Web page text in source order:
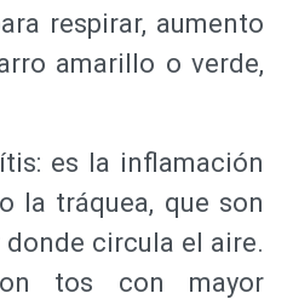
respirar, aumento
amarillo o verde,
es la inflamación
la tráquea, que son
circula el aire.
tos con mayor